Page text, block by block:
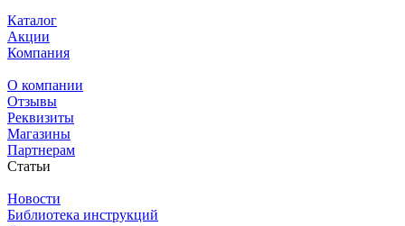
Каталог
Акции
Компания
О компании
Отзывы
Реквизиты
Магазины
Партнерам
Статьи
Новости
Библиотека инструкций